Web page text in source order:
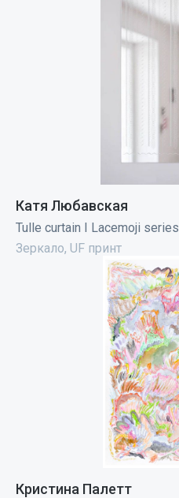
Катя Любавская
Tulle curtain I Lacemoji series
Зеркало, UF принт
Кристина Палетт